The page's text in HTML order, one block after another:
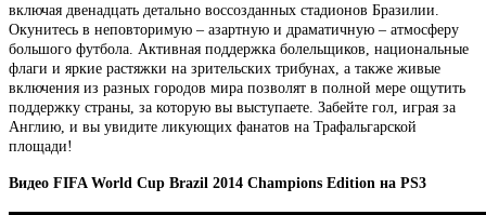
включая двенадцать детально воссозданных стадионов Бразилии.
Окунитесь в неповторимую – азартную и драматичную – атмосферу
большого футбола. Активная поддержка болельщиков, национальные
флаги и яркие растяжки на зрительских трибунах, а также живые
включения из разных городов мира позволят в полной мере ощутить
поддержку страны, за которую вы выступаете. Забейте гол, играя за
Англию, и вы увидите ликующих фанатов на Трафальгарской
площади!
Видео FIFA World Cup Brazil 2014 Champions Edition на PS3